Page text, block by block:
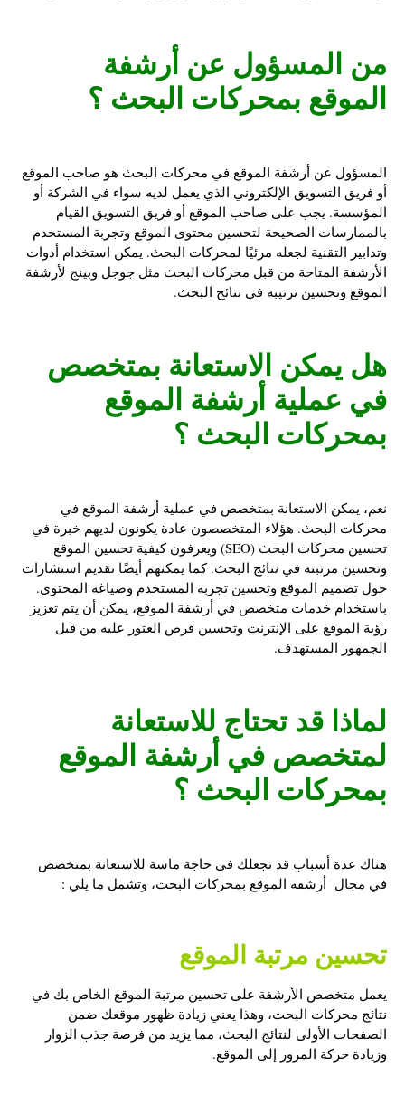
من المسؤول عن أرشفة
الموقع بمحركات البحث ؟
المسؤول عن أرشفة الموقع في محركات البحث هو صاحب الموقع
أو فريق التسويق الإلكتروني الذي يعمل لديه سواء في الشركة أو
المؤسسة. يجب على صاحب الموقع أو فريق التسويق القيام
بالممارسات الصحيحة لتحسين محتوى الموقع وتجربة المستخدم
وتدابير التقنية لجعله مرئيًا لمحركات البحث. يمكن استخدام أدوات
الأرشفة المتاحة من قبل محركات البحث مثل جوجل وبينج لأرشفة
الموقع وتحسين ترتيبه في نتائج البحث.
هل يمكن الاستعانة بمتخصص
في عملية أرشفة الموقع
بمحركات البحث ؟
نعم، يمكن الاستعانة بمتخصص في عملية أرشفة الموقع في
محركات البحث. هؤلاء المتخصصون عادة يكونون لديهم خبرة في
تحسين محركات البحث (SEO) ويعرفون كيفية تحسين الموقع
وتحسين مرتبته في نتائج البحث. كما يمكنهم أيضًا تقديم استشارات
حول تصميم الموقع وتحسين تجربة المستخدم وصياغة المحتوى.
باستخدام خدمات متخصص في أرشفة الموقع، يمكن أن يتم تعزيز
رؤية الموقع على الإنترنت وتحسين فرص العثور عليه من قبل
الجمهور المستهدف.
لماذا قد تحتاج للاستعانة
لمتخصص في أرشفة الموقع
بمحركات البحث ؟
هناك عدة أسباب قد تجعلك في حاجة ماسة للاستعانة بمتخصص
في مجال أرشفة الموقع بمحركات البحث، وتشمل ما يلي :
تحسين مرتبة الموقع
يعمل متخصص الأرشفة على تحسين مرتبة الموقع الخاص بك في
نتائج محركات البحث، وهذا يعني زيادة ظهور موقعك ضمن
الصفحات الأولى لنتائج البحث، مما يزيد من فرصة جذب الزوار
وزيادة حركة المرور إلى الموقع.